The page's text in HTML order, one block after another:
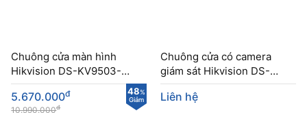
Chuông cửa màn hình
Hikvision DS-KV9503-
WBE1 chống phá hoại
48%
Giảm
5.670.000đ
10.990.000đ
Chuông cửa có camera
giám sát Hikvision DS-
KD9203-E6 cao cấp
Liên hệ